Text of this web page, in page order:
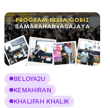
BELOYA2U
KEMAHIRAN
KHALIFAH KHALIK